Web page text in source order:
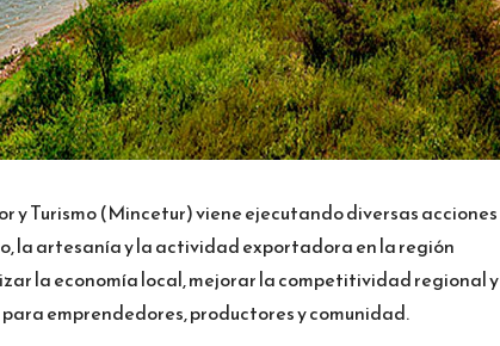
y Turismo (Mincetur) viene ejecutando diversas acciones
la artesanía y la actividad exportadora en la región
la economía local, mejorar la competitividad regional y
emprendedores, productores y comunidad.